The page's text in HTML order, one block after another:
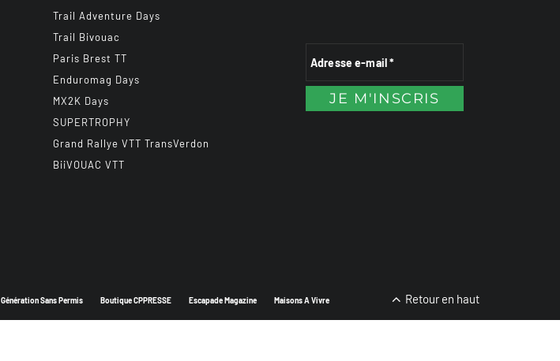
Trail Adventure Days
Trail Bivouac
Paris Brest TT
Enduromag Days
MX2K Days
SUPERTROPHY
Grand Rallye VTT TransVerdon
BiiVOUAC VTT
Génération Sans Permis Boutique CPPRESSE Escapade Magazine Maisons A Vivre Retour en haut